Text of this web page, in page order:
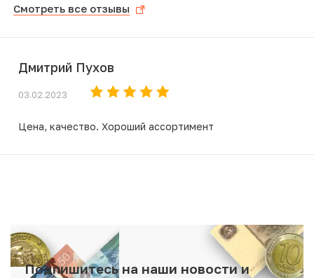
Смотреть все отзывы
Дмитрий Пухов
03.02.2023
Цена, качество. Хороший ассортимент
Подпишитесь на наши новости и